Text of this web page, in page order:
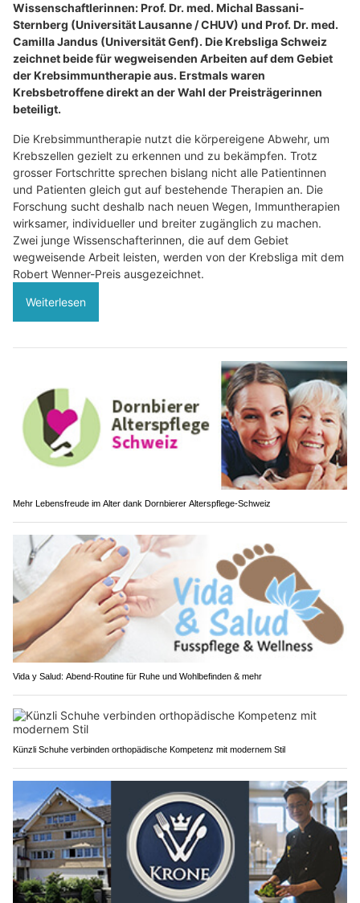
Wissenschaftlerinnen: Prof. Dr. med. Michal Bassani-
Sternberg (Universität Lausanne / CHUV) und Prof. Dr. med.
Camilla Jandus (Universität Genf). Die Krebsliga Schweiz
zeichnet beide für wegweisenden Arbeiten auf dem Gebiet
der Krebsimmuntherapie aus. Erstmals waren
Krebsbetroffene direkt an der Wahl der Preisträgerinnen
beteiligt.
Die Krebsimmuntherapie nutzt die körpereigene Abwehr, um
Krebszellen gezielt zu erkennen und zu bekämpfen. Trotz
grosser Fortschritte sprechen bislang nicht alle Patientinnen
und Patienten gleich gut auf bestehende Therapien an. Die
Forschung sucht deshalb nach neuen Wegen, Immuntherapien
wirksamer, individueller und breiter zugänglich zu machen.
Zwei junge Wissenschafterinnen, die auf dem Gebiet
wegweisende Arbeit leisten, werden von der Krebsliga mit dem
Robert Wenner-Preis ausgezeichnet.
Weiterlesen
Mehr Lebensfreude im Alter dank Dornbierer Alterspflege-Schweiz
Vida y Salud: Abend-Routine für Ruhe und Wohlbefinden & mehr
Künzli Schuhe verbinden orthopädische Kompetenz mit modernem Stil